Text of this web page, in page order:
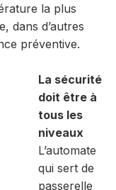
la plus
dans d’autres
préventive.
La sécurité
doit être à
tous les
niveaux
L’automate
qui sert de
passerelle